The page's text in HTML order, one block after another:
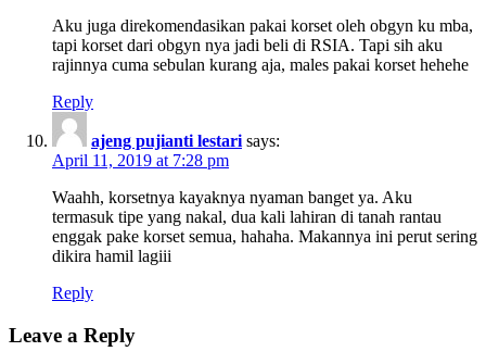
Aku juga direkomendasikan pakai korset oleh obgyn ku mba,
tapi korset dari obgyn nya jadi beli di RSIA. Tapi sih aku
rajinnya cuma sebulan kurang aja, males pakai korset hehehe
Reply
ajeng pujianti lestari says:
April 11, 2019 at 7:28 pm
Waahh, korsetnya kayaknya nyaman banget ya. Aku
termasuk tipe yang nakal, dua kali lahiran di tanah rantau
enggak pake korset semua, hahaha. Makannya ini perut sering
dikira hamil lagiii
Reply
Leave a Reply